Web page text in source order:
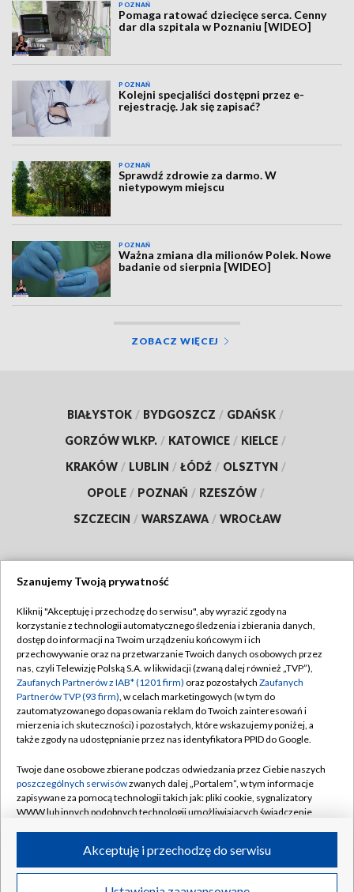
POZNAŃ
Pomaga ratować dziecięce serca. Cenny
dar dla szpitala w Poznaniu [WIDEO]
POZNAŃ
Kolejni specjaliści dostępni przez e-
rejestrację. Jak się zapisać?
POZNAŃ
Sprawdź zdrowie za darmo. W
nietypowym miejscu
POZNAŃ
Ważna zmiana dla milionów Polek. Nowe
badanie od sierpnia [WIDEO]
ZOBACZ WIĘCEJ
BIAŁYSTOK / BYDGOSZCZ / GDAŃSK /
GORZÓW WLKP. / KATOWICE / KIELCE /
KRAKÓW / LUBLIN / ŁÓDŹ / OLSZTYN /
OPOLE / POZNAŃ / RZESZÓW /
SZCZECIN / WARSZAWA / WROCŁAW
TVP
Abonament TVP
Emisja w TVP
Centrum informacji TVP
Naziemna Telewizja Cyfrowa
Rada Programowa
System NOS
Informacje o nadawcy
Program dla prasy
Regulamin TVP
Polityka prywatności
Moje zgody
Pomoc
Kontakt
Kanały
©2026 Telewizja Polska S.A. w likwidacji
Szanujemy Twoją prywatność
Kliknij "Akceptuję i przechodzę do serwisu", aby wyrazić zgody na
korzystanie z technologii automatycznego śledzenia i zbierania danych,
dostęp do informacji na Twoim urządzeniu końcowym i ich
przechowywanie oraz na przetwarzanie Twoich danych osobowych przez
nas, czyli Telewizję Polską S.A. w likwidacji (zwaną dalej również „TVP”),
Zaufanych Partnerów z IAB* (1201 firm) oraz pozostałych Zaufanych
Partnerów TVP (93 firm), w celach marketingowych (w tym do
zautomatyzowanego dopasowania reklam do Twoich zainteresowań i
mierzenia ich skuteczności) i pozostałych, które wskazujemy poniżej, a
także zgody na udostępnianie przez nas identyfikatora PPID do Google.
Twoje dane osobowe zbierane podczas odwiedzania przez Ciebie naszych
poszczególnych serwisówzwanych dalej „Portalem”, w tym informacje
zapisywane za pomocą technologii takich jak: pliki cookie, sygnalizatory
WWW lub innych podobnych technologii umożliwiających świadczenie
ruchu w Internecie.
Twoje dane osobowe zbierane podczas odwiedzania przez Ciebie
Akceptuję i przechodzę do serwisu